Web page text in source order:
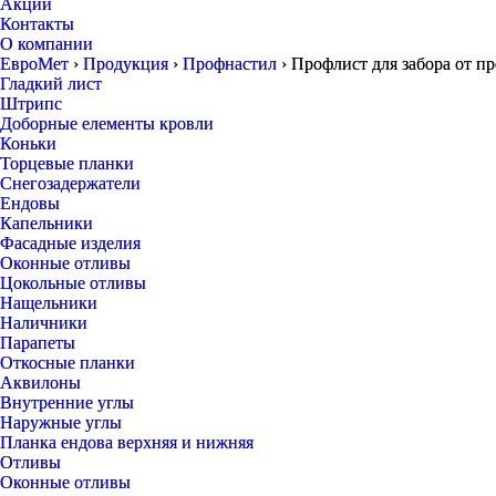
Акции
Контакты
О компании
ЕвроМет › Продукция › Профнастил › Профлист для забора от
Гладкий лист
Штрипс
Доборные елементы кровли
Коньки
Торцевые планки
Снегозадержатели
Ендовы
Капельники
Фасадные изделия
Оконные отливы
Цокольные отливы
Нащельники
Наличники
Парапеты
Откосные планки
Аквилоны
Внутренние углы
Наружные углы
Планка ендова верхняя и нижняя
Отливы
Оконные отливы